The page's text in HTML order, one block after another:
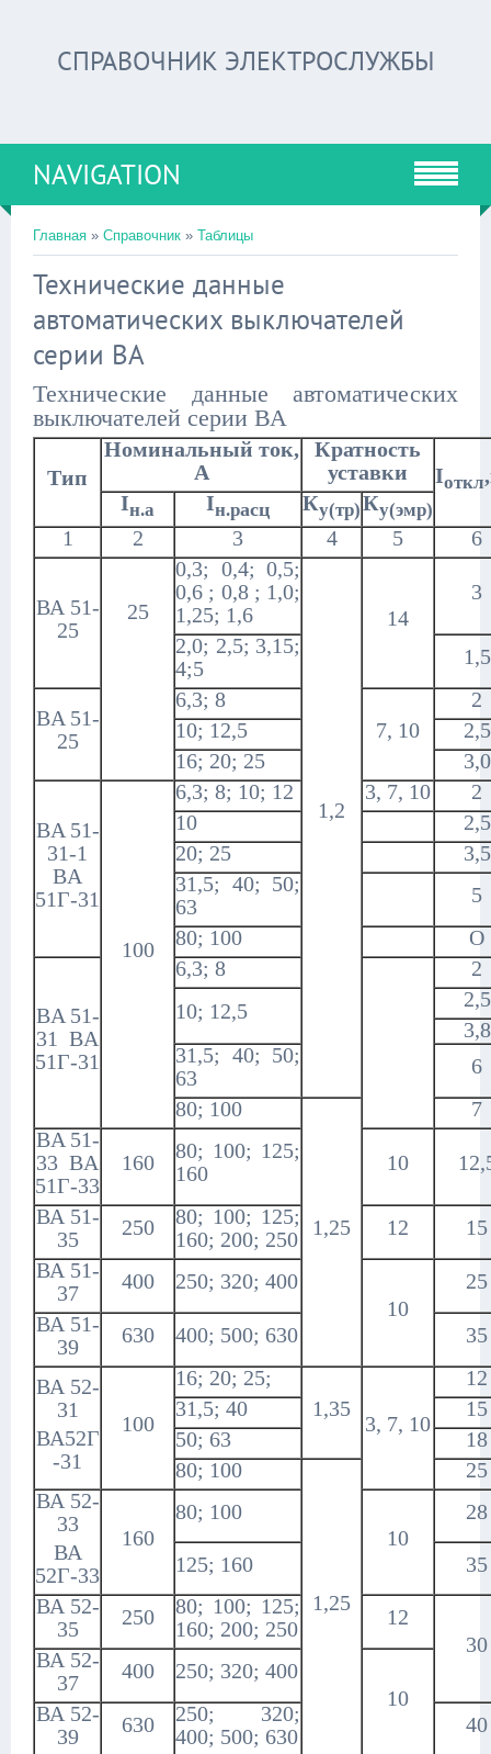
СПРАВОЧНИК ЭЛЕКТРОСЛУЖБЫ
NAVIGATION
Главная » Справочник » Таблицы
Технические данные
автоматических выключателей
серии ВA
Технические данные автоматических
выключателей серии ВА
Тип
Номинальный ток,
А
Кратность
уставки
Iоткл
Iн.а Iн.расц Ку(тр)Ку(эмр)
1 2 3 4 5 6
ВА 51-
25
25
0,3; 0,4; 0,5;
0,6 ; 0,8 ; 1,0;
1,25; 1,6
1,2
14
3
2,0; 2,5; 3,15;
4;5
1,5
BA 51-
25
6,3; 8
7, 10
2
10; 12,5
2,5
16; 20; 25
3,0
BA 51-
31-1
BA
51Г-31
100
6,3; 8; 10; 12 3, 7, 10
2
10
2,5
20; 25
3,5
31,5; 40; 50;
63
5
80; 100
О
BA 51-
31 BA
51Г-31
6,3; 8
2
10; 12,5
2,5
3,8
31,5; 40; 50;
63
6
80; 100
1,25
7
BA 51-
33 BA
51Г-33
160
80; 100; 125;
160
10
ВА 51-
35
250
80; 100; 125;
160; 200; 250
12
15
ВА 51-
37
400
250; 320; 400
10
25
ВА 51-
39
630 400; 500; 630 35
ВА 52-
31
ВА52Г
-31
100
16; 20; 25;
1,35
3, 7, 10
12
31,5; 40
15
50; 63
18
80; 100
1,25
25
ВА 52-
33
ВА
52Г-33
160
80; 100
10
28
125; 160
35
ВА 52-
35
250
80; 100; 125;
160; 200; 250
12
30
ВА 52-
37
400
250; 320; 400
10
ВА 52-
39
630
250; 320;
400; 500; 630
40